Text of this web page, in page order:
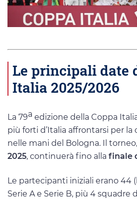
Le principali date
Italia 2025/2026
La 79a edizione della Coppa
più forti d’Italia affrontarsi per
nelle mani del Bologna. Il torneo,
2025, continuerà fino alla finale
Le partecipanti iniziali erano 44
Serie A e Serie B, più 4 squadre